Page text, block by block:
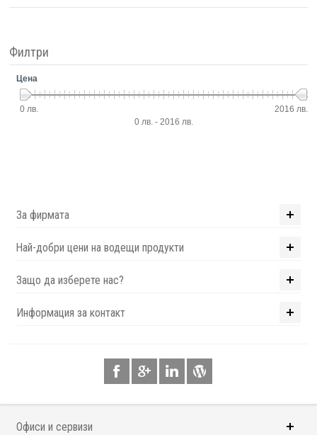
Филтри
Цена
0 лв.
2016 лв.
0 лв. - 2016 лв.
За фирмата
Най-добри цени на водещи продукти
Защо да изберете нас?
Информация за контакт
Офиси и сервизи